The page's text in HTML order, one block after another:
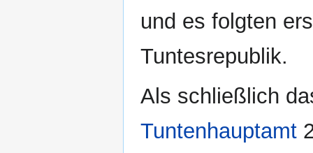
und es folgten
Tuntesrepublik.
Als schließlich
Tuntenhauptamt